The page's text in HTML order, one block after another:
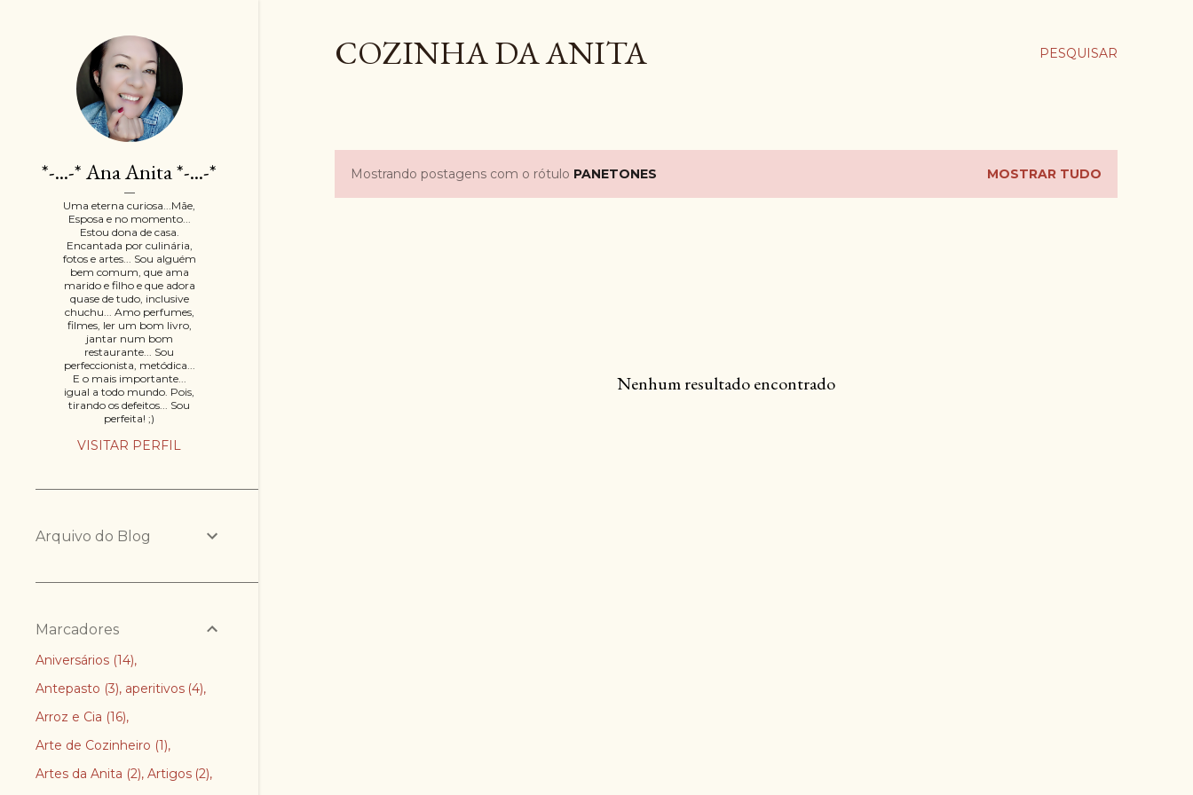
PESQUISAR
COZINHA DA ANITA
PMostrando postagens com o rótulo PANETONES MOSTRAR TUDO
Nenhum resultado encontrado
*-...-* Ana Anita *-...-*
Uma eterna curiosa...Mãe,
Esposa e no momento...
Estou dona de casa.
Encantada por culinária,
fotos e artes... Sou alguém
bem comum, que ama
marido e filho e que adora
quase de tudo, inclusive
chuchu... Amo perfumes,
filmes, ler um bom livro,
jantar num bom
restaurante... Sou
perfeccionista, metódica...
E o mais importante...
igual a todo mundo. Pois,
tirando os defeitos... Sou
perfeita! ;)
VISITAR PERFIL
Arquivo do Blog
Marcadores
Aniversários 14
Antepasto 3 aperitivos 4
Arroz e Cia 16
Arte de Cozinheiro 1
Artes da Anita 2 Artigos 2